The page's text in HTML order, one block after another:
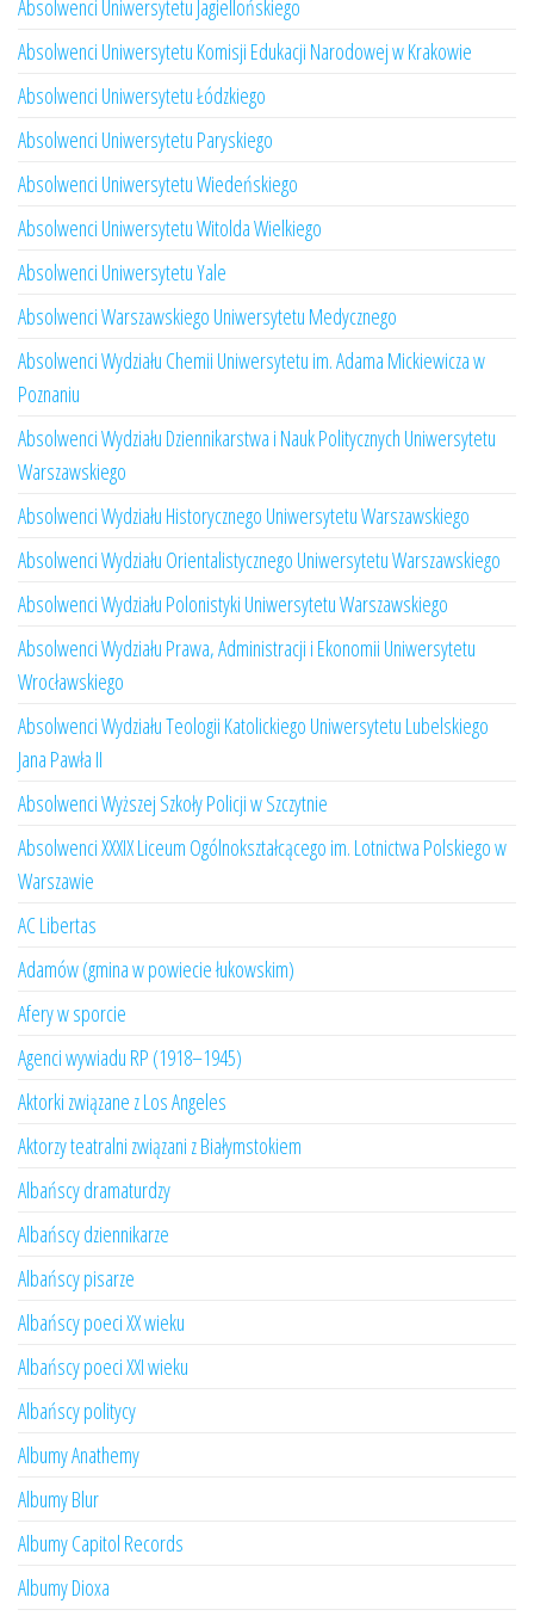
Absolwenci Uniwersytetu Jagiellońskiego
Absolwenci Uniwersytetu Komisji Edukacji Narodowej w Krakowie
Absolwenci Uniwersytetu Łódzkiego
Absolwenci Uniwersytetu Paryskiego
Absolwenci Uniwersytetu Wiedeńskiego
Absolwenci Uniwersytetu Witolda Wielkiego
Absolwenci Uniwersytetu Yale
Absolwenci Warszawskiego Uniwersytetu Medycznego
Absolwenci Wydziału Chemii Uniwersytetu im. Adama Mickiewicza w
Poznaniu
Absolwenci Wydziału Dziennikarstwa i Nauk Politycznych Uniwersytetu
Warszawskiego
Absolwenci Wydziału Historycznego Uniwersytetu Warszawskiego
Absolwenci Wydziału Orientalistycznego Uniwersytetu Warszawskiego
Absolwenci Wydziału Polonistyki Uniwersytetu Warszawskiego
Absolwenci Wydziału Prawa, Administracji i Ekonomii Uniwersytetu
Wrocławskiego
Absolwenci Wydziału Teologii Katolickiego Uniwersytetu Lubelskiego
Jana Pawła II
Absolwenci Wyższej Szkoły Policji w Szczytnie
Absolwenci XXXIX Liceum Ogólnokształcącego im. Lotnictwa Polskiego w
Warszawie
AC Libertas
Adamów (gmina w powiecie łukowskim)
Afery w sporcie
Agenci wywiadu RP (1918–1945)
Aktorki związane z Los Angeles
Aktorzy teatralni związani z Białymstokiem
Albańscy dramaturdzy
Albańscy dziennikarze
Albańscy pisarze
Albańscy poeci XX wieku
Albańscy poeci XXI wieku
Albańscy politycy
Albumy Anathemy
Albumy Blur
Albumy Capitol Records
Albumy Dioxa